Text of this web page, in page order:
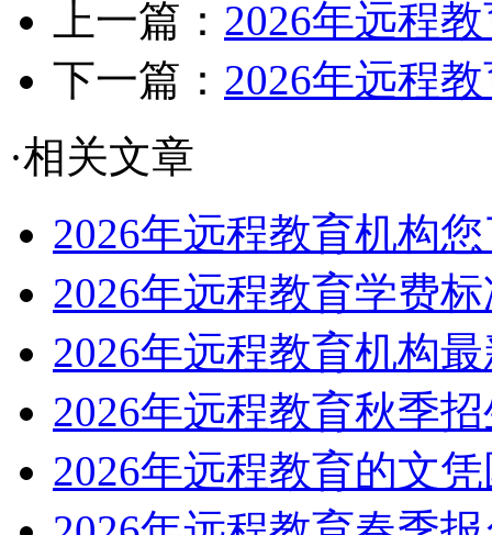
上一篇： 2026年远程
下一篇： 2026年远程
·相关文章
2026年远程教育机构
2026年远程教育学费
2026年远程教育机构
2026年远程教育秋季
2026年远程教育的文